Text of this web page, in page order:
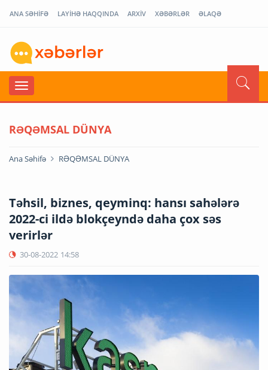
ANA SƏHİFƏ LAYİHƏ HAQQINDA ARXİV XƏBƏRLƏR ƏLAQƏ
RƏQƏMSAL DÜNYA
Ana Səhifə RƏQƏMSAL DÜNYA
Təhsil, biznes, qeyminq: hansı sahələrə
2022-ci ildə blokçeyndə daha çox səs
verirlər
30-08-2022 14:58